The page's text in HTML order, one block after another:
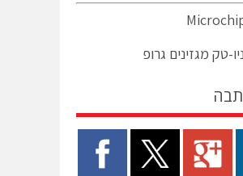
טק מגזינים גרופ